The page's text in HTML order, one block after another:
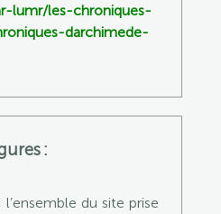
lumr/les-chroniques-
darchimede-
:
du site prise